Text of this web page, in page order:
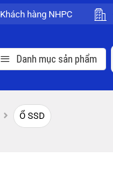
Khách hàng NHPC
Danh mục sản phẩm
Ổ SSD